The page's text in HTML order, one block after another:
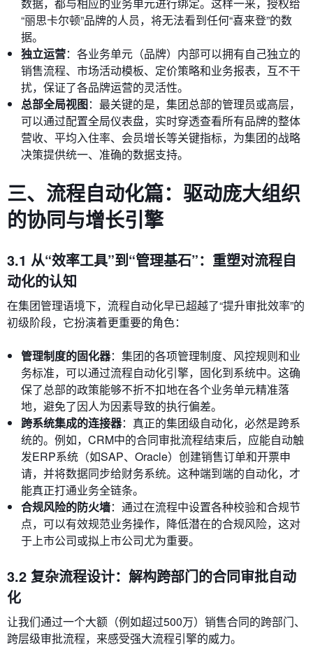
“丽思卡尔顿”品牌的人员，将无法看到任何“喜来登”的数
据。
独立运营：各业务单元（品牌）内部可以拥有自己独立的
销售流程、市场活动模板、定价策略和业务报表，互不干
扰，保证了各品牌运营的灵活性。
总部全局视图：最关键的是，集团总部的管理员或高层，
可以通过配置全局仪表盘，实时穿透查看所有品牌的整体
营收、平均入住率、会员增长等关键指标，为集团的战略
决策提供统一、准确的数据支持。
三、流程自动化篇：驱动庞大组织
的协同与增长引擎
3.1 从“效率工具”到“管理基石”：重塑对流程自
动化的认知
在集团管理语境下，流程自动化早已超越了“提升审批效率”的
初级阶段，它扮演着更重要的角色：
管理制度的固化器：集团的各项管理制度、风控规则和业
务标准，可以通过流程自动化引擎，固化到系统中。这确
保了总部的政策能够不折不扣地在各个业务单元精准落
地，避免了因人为因素导致的执行偏差。
跨系统集成的连接器：真正的集团级自动化，必然是跨系
统的。例如，CRM中的合同审批流程结束后，应能自动触
发ERP系统（如SAP、Oracle）创建销售订单和开票申
请，并将数据同步给财务系统。这种端到端的自动化，才
能真正打通业务全链条。
合规风险的防火墙：通过在流程中设置各种校验和合规节
点，可以有效规范业务操作，降低潜在的合规风险，这对
于上市公司或拟上市公司尤为重要。
3.2 复杂流程设计：解构跨部门的合同审批自动
化
让我们通过一个大额（例如超过500万）销售合同的跨部门、
跨层级审批流程，来感受强大流程引擎的威力。